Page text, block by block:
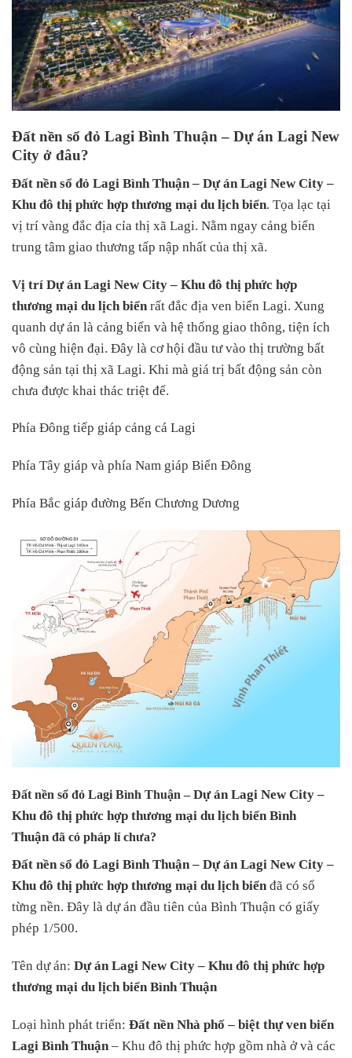
Đất nền sổ đỏ Lagi Bình Thuận – Dự án Lagi New
City ở đâu?
Đất nền sổ đỏ Lagi Bình Thuận – Dự án Lagi New City –
Khu đô thị phức hợp thương mại du lịch biển. Tọa lạc tại
vị trí vàng đắc địa cỉa thị xã Lagi. Nằm ngay cảng biển
trung tâm giao thương tấp nập nhất của thị xã.
Vị trí Dự án Lagi New City – Khu đô thị phức hợp
thương mại du lịch biển rất đắc địa ven biển Lagi. Xung
quanh dự án là cảng biển và hệ thống giao thông, tiện ích
vô cùng hiện đại. Đây là cơ hội đầu tư vào thị trường bất
động sản tại thị xã Lagi. Khi mà giá trị bất động sản còn
chưa được khai thác triệt để.
Phía Đông tiếp giáp cảng cá Lagi
Phía Tây giáp và phía Nam giáp Biển Đông
Phía Bắc giáp đường Bến Chương Dương
Đất nền sổ đỏ Lagi Bình Thuận – Dự án Lagi New City –
Khu đô thị phức hợp thương mại du lịch biển Bình
Thuận đã có pháp lí chưa?
Đất nền sổ đỏ Lagi Bình Thuận – Dự án Lagi New City –
Khu đô thị phức hợp thương mại du lịch biểnđã có sổ
từng nền. Đây là dự án đầu tiên của Bình Thuận có giấy
phép 1/500.
Tên dự án: Dự án Lagi New City – Khu đô thị phức hợp
thương mại du lịch biển Bình Thuận
Loại hình phát triển: Đất nền Nhà phố – biệt thự ven biển
Lagi Bình Thuận – Khu đô thị phức hợp gồm nhà ở và các